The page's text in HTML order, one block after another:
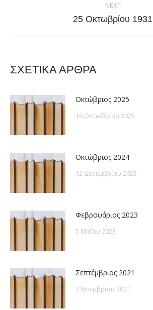
NEXT
Next
25 Οκτωβρίου 1931
ΣΧΕΤΙΚΑ ΑΡΘΡΑ
Οκτώβριος 2025
16 Οκτωβρίου 2025
Οκτώβριος 2024
12 Δεκεμβρίου 2023
Φεβρουάριος 2023
5 Μαΐου 2023
Σεπτέμβριος 2021
3 Νοεμβρίου 2021